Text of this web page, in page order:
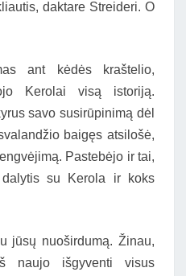
daktare Streideri. O
ant kėdės kraštelio,
Kerolai visą istoriją.
savo susirūpinimą dėl
baigęs atsilošė,
Pastebėjo ir tai,
su Kerola ir koks
jūsų nuoširdumą. Žinau,
naujo išgyventi visus